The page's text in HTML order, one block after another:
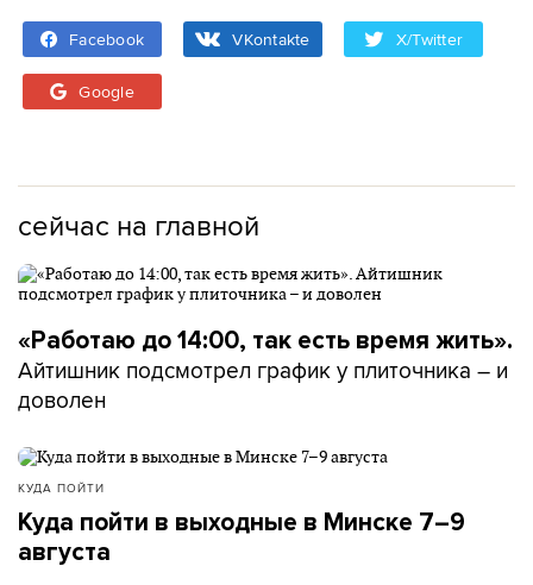
Facebook VKontakte X/Twitter
Google
сейчас на главной
«Работаю до 14:00, так есть время жить».
Айтишник подсмотрел график у плиточника – и
доволен
КУДА ПОЙТИ
Куда пойти в выходные в Минске 7–9
августа